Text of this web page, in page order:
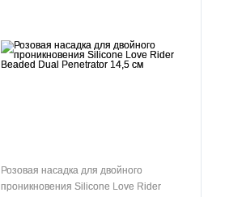
Розовая насадка для двойного
проникновения Silicone Love Rider